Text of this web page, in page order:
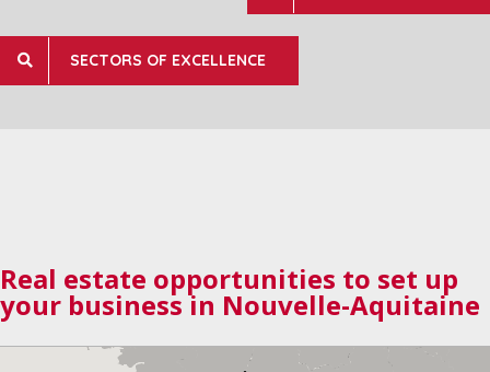
SECTORS OF EXCELLENCE
Real estate opportunities to set up
your business in Nouvelle-Aquitaine